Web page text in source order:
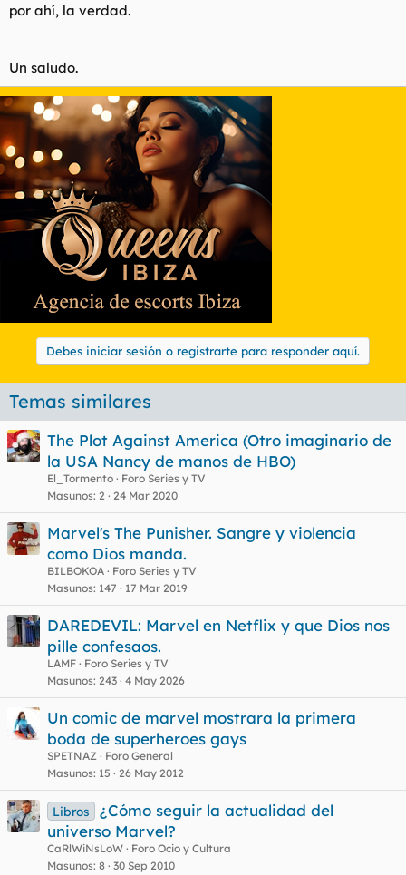
por ahí, la verdad.
Un saludo.
Debes iniciar sesión o registrarte para responder aquí.
Temas similares
The Plot Against America (Otro imaginario de
la USA Nancy de manos de HBO)
El_Tormento
Foro Series y TV
Masunos 2 24 Mar 2020
Marvel's The Punisher. Sangre y violencia
como Dios manda.
BILBOKOA
Foro Series y TV
Masunos 147 17 Mar 2019
DAREDEVIL: Marvel en Netflix y que Dios nos
pille confesaos.
LAMF
Foro Series y TV
Masunos 243 4 May 2026
Un comic de marvel mostrara la primera
boda de superheroes gays
SPETNAZ
Foro General
Masunos 15 26 May 2012
Libros
¿Cómo seguir la actualidad del
universo Marvel?
CaRlWiNsLoW
Foro Ocio y Cultura
Masunos 8 30 Sep 2010